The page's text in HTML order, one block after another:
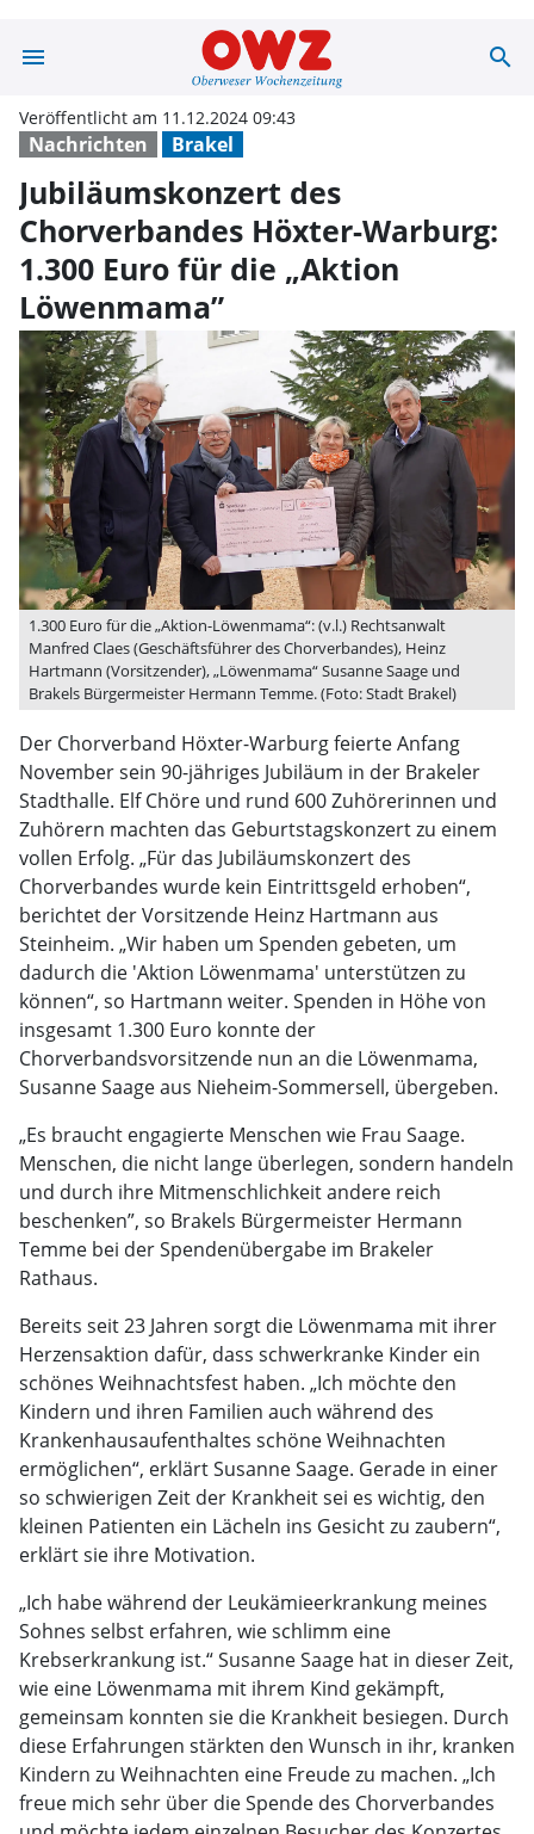
menu search
Nachrichten Brakel
Veröffentlicht am 11.12.2024 09:43
Jubiläumskonzert des
Chorverbandes Höxter-Warburg:
1.300 Euro für die „Aktion
Löwenmama”
1.300 Euro für die „Aktion-Löwenmama“: (v.l.) Rechtsanwalt
Manfred Claes (Geschäftsführer des Chorverbandes), Heinz
Hartmann (Vorsitzender), „Löwenmama“ Susanne Saage und
Brakels Bürgermeister Hermann Temme. (Foto: Stadt Brakel)
Der Chorverband Höxter-Warburg feierte Anfang
November sein 90-jähriges Jubiläum in der Brakeler
Stadthalle. Elf Chöre und rund 600 Zuhörerinnen und
Zuhörern machten das Geburtstagskonzert zu einem
vollen Erfolg. „Für das Jubiläumskonzert des
Chorverbandes wurde kein Eintrittsgeld erhoben“,
berichtet der Vorsitzende Heinz Hartmann aus
Steinheim. „Wir haben um Spenden gebeten, um
dadurch die 'Aktion Löwenmama' unterstützen zu
können“, so Hartmann weiter. Spenden in Höhe von
insgesamt 1.300 Euro konnte der
Chorverbandsvorsitzende nun an die Löwenmama,
Susanne Saage aus Nieheim-Sommersell, übergeben.
„Es braucht engagierte Menschen wie Frau Saage.
Menschen, die nicht lange überlegen, sondern handeln
und durch ihre Mitmenschlichkeit andere reich
beschenken”, so Brakels Bürgermeister Hermann
Temme bei der Spendenübergabe im Brakeler
Rathaus.
Bereits seit 23 Jahren sorgt die Löwenmama mit ihrer
Herzensaktion dafür, dass schwerkranke Kinder ein
schönes Weihnachtsfest haben. „Ich möchte den
Kindern und ihren Familien auch während des
Krankenhausaufenthaltes schöne Weihnachten
ermöglichen“, erklärt Susanne Saage. Gerade in einer
so schwierigen Zeit der Krankheit sei es wichtig, den
kleinen Patienten ein Lächeln ins Gesicht zu zaubern“,
erklärt sie ihre Motivation.
„Ich habe während der Leukämieerkrankung meines
Sohnes selbst erfahren, wie schlimm eine
Krebserkrankung ist.“ Susanne Saage hat in dieser Zeit,
wie eine Löwenmama mit ihrem Kind gekämpft,
gemeinsam konnten sie die Krankheit besiegen. Durch
diese Erfahrungen stärkten den Wunsch in ihr, kranken
Kindern zu Weihnachten eine Freude zu machen. „Ich
freue mich sehr über die Spende des Chorverbandes